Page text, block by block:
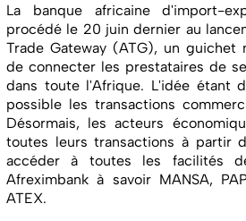
La banque africaine d'import-
procédé le 20 juin dernier au
Trade Gateway (ATG), un guichet
de connecter les prestataires de
dans toute l'Afrique. L'idée étant
possible les transactions
Désormais, les acteurs
toutes leurs transactions à partir
accéder à toutes les facilités
Afreximbank à savoir MANSA,
ATEX.